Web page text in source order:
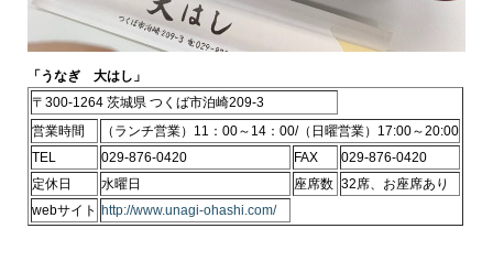
「うなぎ 大はし」
〒300-1264 茨城県 つくば市泊崎209-3
営業時間
（ランチ営業）11：00～14：00/（日曜営業）17:00～20:00
TEL
029-876-0420 FAX
029-876-0420
定休日
水曜日 座席数 32席、お座席あり
webサイト
http://www.unagi-ohashi.com/